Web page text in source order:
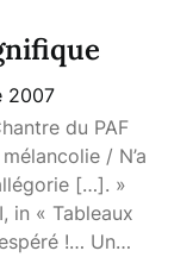
2007
du PAF
/ N’a
[…]. »
in « Tableaux
!… Un…